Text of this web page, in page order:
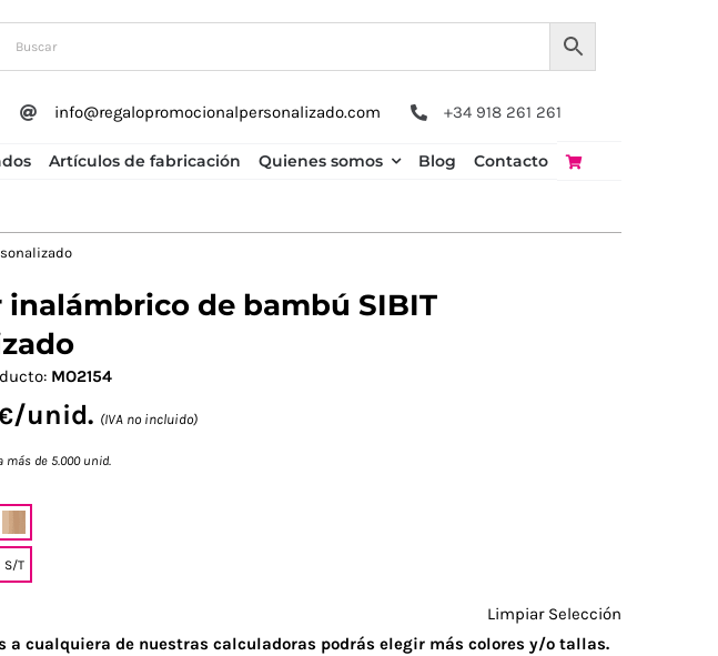
info@regalopromocionalpersonalizado.com +34 918 261 261
Artículos de fabricación Quienes somos Blog Contacto
inalámbrico de bambú SIBIT
MO2154
/unid. (IVA no incluido)
más de 5.000 unid.
S/T
Limpiar Selección
a cualquiera de nuestras calculadoras podrás elegir más colores y/o tallas.